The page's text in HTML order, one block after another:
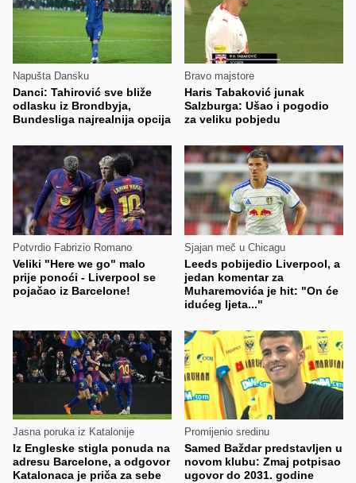
Napušta Dansku
Danci: Tahirović sve bliže
odlasku iz Brondbyja,
Bundesliga najrealnija opcija
Bravo majstore
Haris Tabaković junak
Salzburga: Ušao i pogodio
za veliku pobjedu
Potvrdio Fabrizio Romano
Veliki "Here we go" malo
prije ponoći - Liverpool se
pojačao iz Barcelone!
Sjajan meč u Chicagu
Leeds pobijedio Liverpool, a
jedan komentar za
Muharemovića je hit: "On će
idućeg ljeta..."
Jasna poruka iz Katalonije
Iz Engleske stigla ponuda na
adresu Barcelone, a odgovor
Katalonaca je priča za sebe
Promijenio sredinu
Samed Baždar predstavljen u
novom klubu: Zmaj potpisao
ugovor do 2031. godine